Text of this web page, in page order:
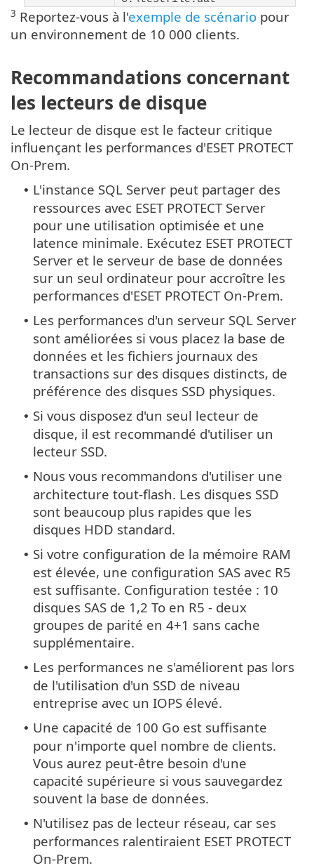
3 Reportez-vous à l'exemple de scénario pour
un environnement de 10 000 clients.
Recommandations concernant
les lecteurs de disque
Le lecteur de disque est le facteur critique
influençant les performances d'ESET PROTECT
On-Prem.
• L'instance SQL Server peut partager des
ressources avec ESET PROTECT Server
pour une utilisation optimisée et une
latence minimale. Exécutez ESET PROTECT
Server et le serveur de base de données
sur un seul ordinateur pour accroître les
performances d'ESET PROTECT On-Prem.
• Les performances d'un serveur SQL Server
sont améliorées si vous placez la base de
données et les fichiers journaux des
transactions sur des disques distincts, de
préférence des disques SSD physiques.
• Si vous disposez d'un seul lecteur de
disque, il est recommandé d'utiliser un
lecteur SSD.
• Nous vous recommandons d'utiliser une
architecture tout-flash. Les disques SSD
sont beaucoup plus rapides que les
disques HDD standard.
• Si votre configuration de la mémoire RAM
est élevée, une configuration SAS avec R5
est suffisante. Configuration testée : 10
disques SAS de 1,2 To en R5 - deux
groupes de parité en 4+1 sans cache
supplémentaire.
• Les performances ne s'améliorent pas lors
de l'utilisation d'un SSD de niveau
entreprise avec un IOPS élevé.
• Une capacité de 100 Go est suffisante
pour n'importe quel nombre de clients.
Vous aurez peut-être besoin d'une
capacité supérieure si vous sauvegardez
souvent la base de données.
• N'utilisez pas de lecteur réseau, car ses
performances ralentiraient ESET PROTECT
On-Prem.